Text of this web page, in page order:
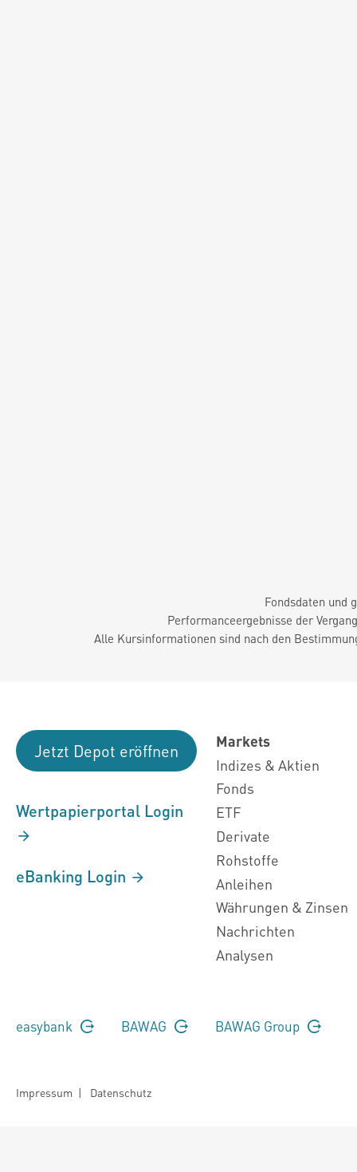
Fondsdaten und
Performanceergebnisse der
Alle Kursinformationen sind nach den
Jetzt Depot eröffnen
Wertpapierportal Login
eBanking Login
Markets
Indizes & Aktien
Fonds
ETF
Derivate
Rohstoffe
Anleihen
Währungen & Zinsen
Nachrichten
Analysen
easybank BAWAG BAWAG Group
Impressum | Datenschutz